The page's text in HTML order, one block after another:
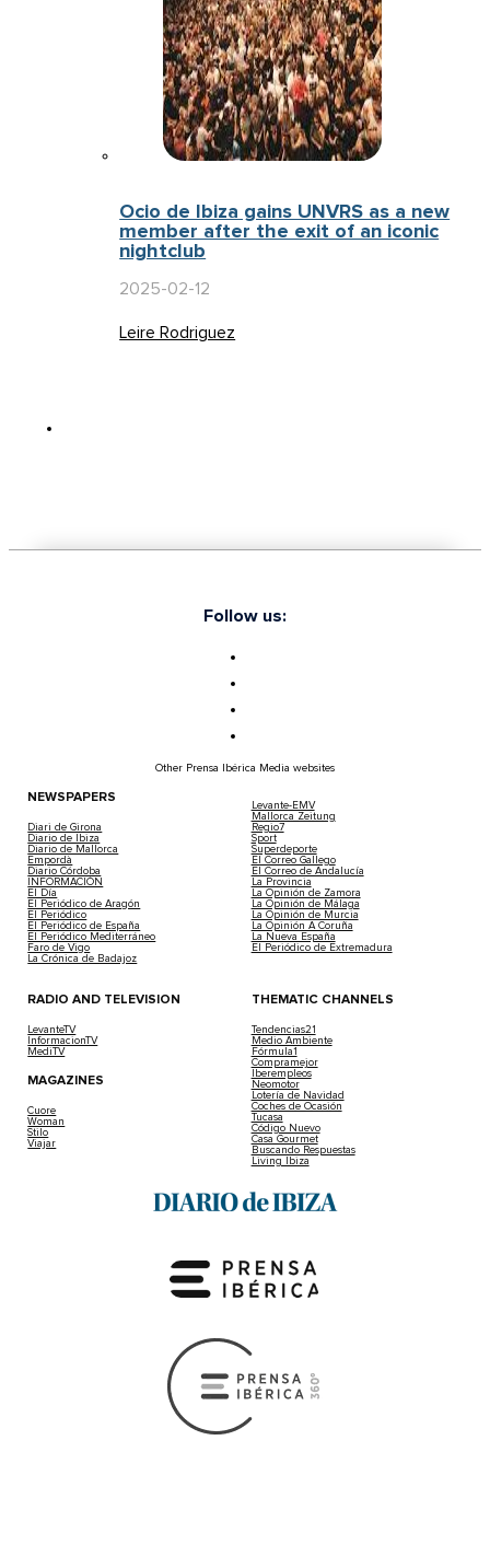
Ocio de Ibiza gains UNVRS as a new
member after the exit of an iconic
nightclub
2025-02-12
Leire Rodriguez
Follow us:
Other Prensa Ibérica Media websites
NEWSPAPERS
Diari de Girona
Diario de Ibiza
Diario de Mallorca
Empordà
Diario Córdoba
INFORMACIÓN
El Día
El Periódico de Aragón
El Periódico
El Periódico de España
El Periódico Mediterráneo
Faro de Vigo
La Crónica de Badajoz
Levante-EMV
Mallorca Zeitung
Regio7
Sport
Superdeporte
El Correo Gallego
El Correo de Andalucía
La Provincia
La Opinión de Zamora
La Opinión de Málaga
La Opinión de Murcia
La Opinión A Coruña
La Nueva España
El Periódico de Extremadura
RADIO AND TELEVISION
LevanteTV
InformacionTV
MediTV
MAGAZINES
Cuore
Woman
Stilo
Viajar
THEMATIC CHANNELS
Tendencias21
Medio Ambiente
Fórmula1
Compramejor
Iberempleos
Neomotor
Lotería de Navidad
Coches de Ocasión
Tucasa
Código Nuevo
Casa Gourmet
Buscando Respuestas
Living Ibiza